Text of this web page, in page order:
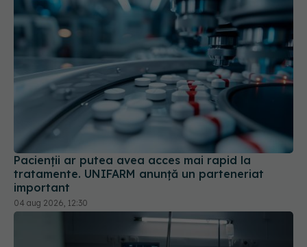
Pacienții ar putea avea acces mai rapid la
tratamente. UNIFARM anunță un parteneriat
important
04 aug 2026, 12:30